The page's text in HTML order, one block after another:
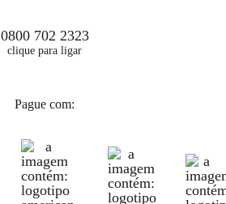
0800 702 2323
clique para ligar
Pague com: